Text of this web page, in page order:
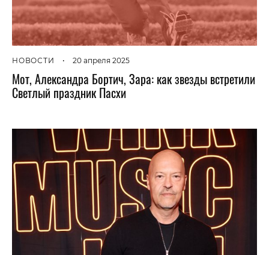
НОВОСТИ • 20 апреля 2025
Мот, Александра Бортич, Зара: как звезды встретили
Светлый праздник Пасхи